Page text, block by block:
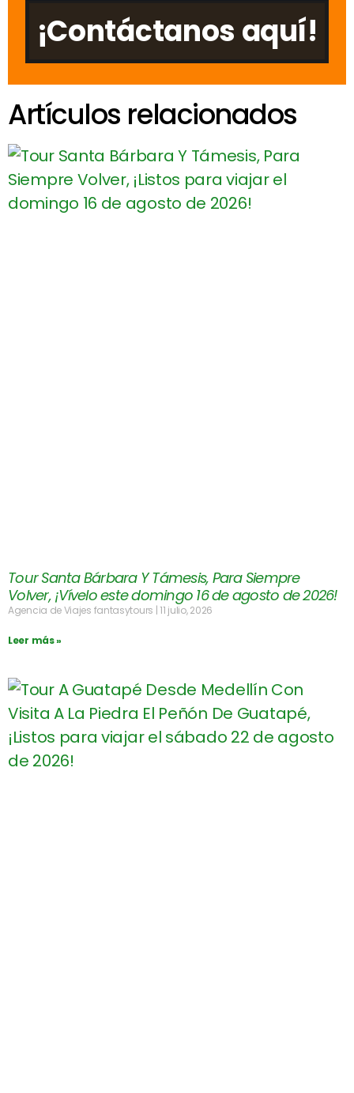
¡Contáctanos aquí!
Artículos relacionados
Tour Santa Bárbara Y Támesis, Para Siempre
Volver, ¡Vívelo este domingo 16 de agosto de 2026!
Agencia de Viajes fantasytours 11 julio, 2026
Leer más »